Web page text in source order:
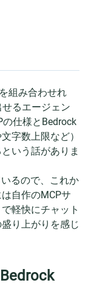
組み合わせれ
るエージェン
の仕様とBedrock
字数上限など）
いう話がありま
るので、これか
自作のMCPサ
軽快にチャット
り上がりを感じ